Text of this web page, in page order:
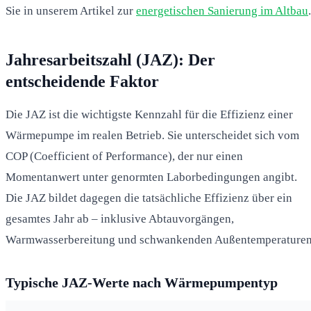
Sie in unserem Artikel zur energetischen Sanierung im Altbau.
Jahresarbeitszahl (JAZ): Der
entscheidende Faktor
Die JAZ ist die wichtigste Kennzahl für die Effizienz einer
Wärmepumpe im realen Betrieb. Sie unterscheidet sich vom
COP (Coefficient of Performance), der nur einen
Momentanwert unter genormten Laborbedingungen angibt.
Die JAZ bildet dagegen die tatsächliche Effizienz über ein
gesamtes Jahr ab – inklusive Abtauvorgängen,
Warmwasserbereitung und schwankenden
Typische JAZ-Werte nach Wärmepumpentyp